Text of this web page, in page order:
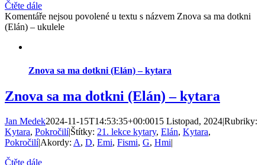
Čtěte dále
Komentáře nejsou povolené u textu s názvem Znova sa ma dotkni
(Elán) – ukulele
Znova sa ma dotkni (Elán) – kytara
Znova sa ma dotkni (Elán) – kytara
Jan Medek2024-11-15T14:53:35+00:0015 Listopad, 2024|Rubriky:
Kytara, Pokročilí|Štítky: 21. lekce kytary, Elán, Kytara,
Pokročilí|Akordy: A, D, Emi, Fismi, G, Hmi|
Čtěte dále